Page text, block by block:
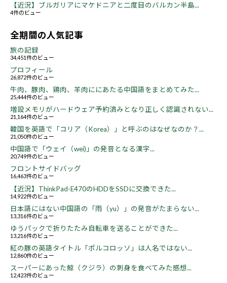
【近況】ブルガリアにマケドニアと二度目のバルカン半島...
4件のビュー
全期間の人気記事
旅の記録
34,451件のビュー
プロフィール
26,872件のビュー
牛肉、豚肉、鶏肉、羊肉ににあたる中国語をまとめてみた...
25,444件のビュー
増設メモリがハードウェア予約済みとなり正しく認識されない...
21,164件のビュー
韓国を英語で「コリア（Korea）」と呼ぶのはなぜなのか？...
21,050件のビュー
中国語で「ウェイ（wei)」の発音となる漢字...
20,749件のビュー
フロントサイドバッグ
16,463件のビュー
【近況】ThinkPad-E470のHDDをSSDに交換できた...
14,922件のビュー
日本語にはない中国語の「雨（yu）」の発音がたまらない...
13,316件のビュー
ゆうパックで折りたたみ自転車を送ることができた...
13,216件のビュー
紅の豚の英語タイトル「ポルコロッソ」は人名ではない...
12,860件のビュー
スーパーにあった鯨（クジラ）の刺身を食べてみた感想...
12,423件のビュー